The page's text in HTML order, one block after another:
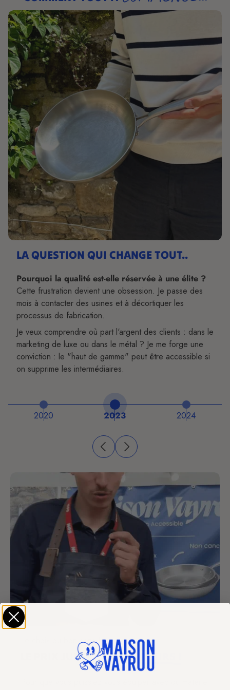
Pourquoi la qualité est-elle réservée à une élite ?
LA QUÊTE DE LA PERLE RARE
Je cherche la vérité sur le terrain.Après des
dizaines de rencontres et de prototypes, je ne veux
plus de compromis.
Je cherche un partenaire qui partage mon exigence
technique et mon respect du produit. Je cherche
l'endroit où l'inox n'est pas juste un matériau, mais un
savoir-faire.
2023 2024 Fin 2024
Le choix du bon sens !
LE PRIX JUSTE,SANS DÉTOURS !